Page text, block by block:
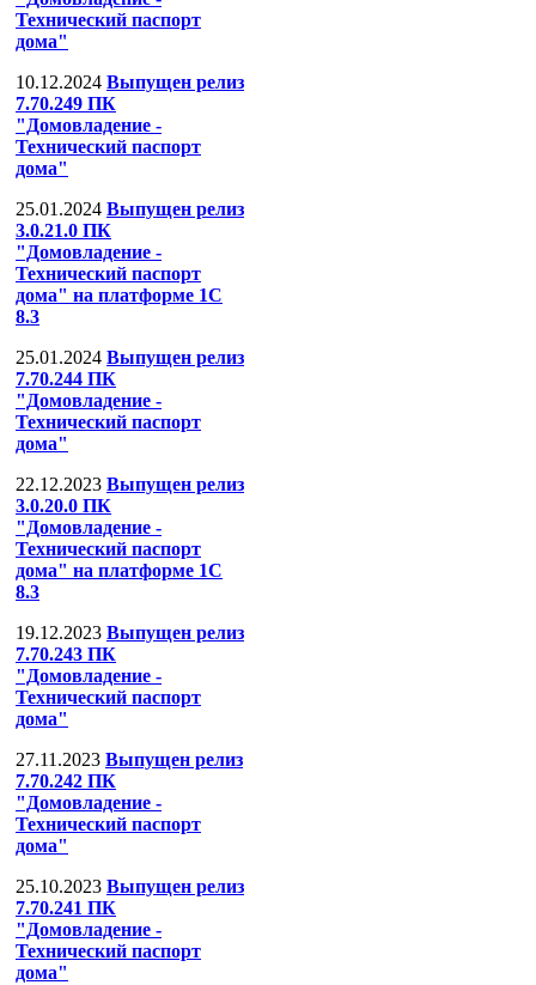
Технический паспорт
дома"
10.12.2024 Выпущен релиз
7.70.249 ПК
"Домовладение -
Технический паспорт
дома"
25.01.2024 Выпущен релиз
3.0.21.0 ПК
"Домовладение -
Технический паспорт
дома" на платформе 1С
8.3
25.01.2024 Выпущен релиз
7.70.244 ПК
"Домовладение -
Технический паспорт
дома"
22.12.2023 Выпущен релиз
3.0.20.0 ПК
"Домовладение -
Технический паспорт
дома" на платформе 1С
8.3
19.12.2023 Выпущен релиз
7.70.243 ПК
"Домовладение -
Технический паспорт
дома"
27.11.2023 Выпущен релиз
7.70.242 ПК
"Домовладение -
Технический паспорт
дома"
25.10.2023 Выпущен релиз
7.70.241 ПК
"Домовладение -
Технический паспорт
дома"